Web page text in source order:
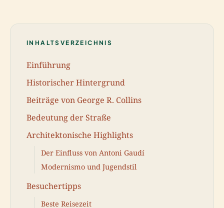
INHALTSVERZEICHNIS
Einführung
Historischer Hintergrund
Beiträge von George R. Collins
Bedeutung der Straße
Architektonische Highlights
Der Einfluss von Antoni Gaudí
Modernismo und Jugendstil
Besuchertipps
Beste Reisezeit